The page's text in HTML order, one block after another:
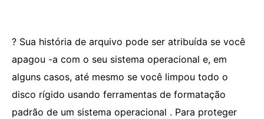
? Sua história de arquivo pode ser atribuída se você
apagou -a com o seu sistema operacional e, em
alguns casos, até mesmo se você limpou todo o
disco rígido usando ferramentas de formatação
padrão de um sistema operacional . Para proteger